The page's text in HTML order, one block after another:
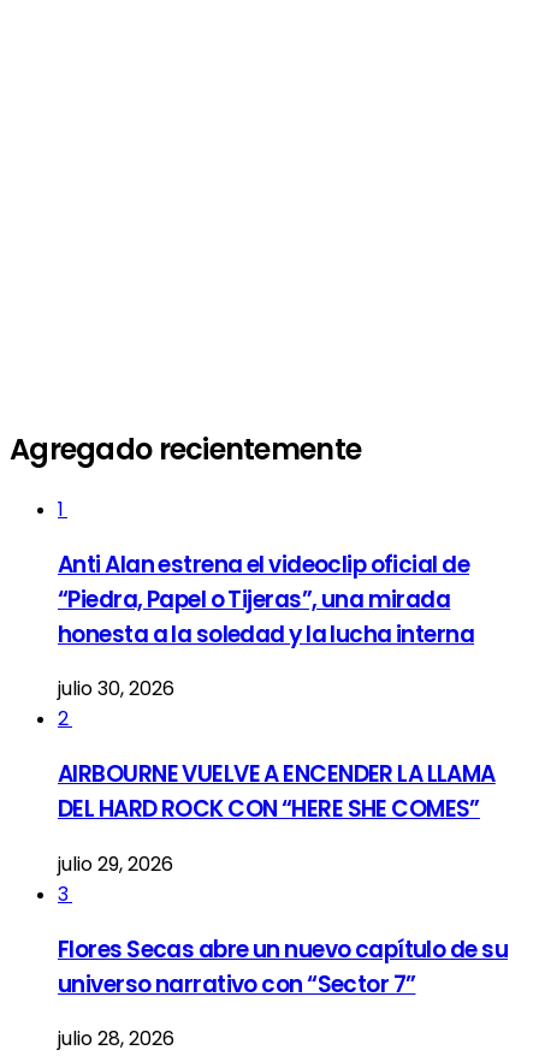
Agregado recientemente
1
Anti Alan estrena el videoclip oficial de
“Piedra, Papel o Tijeras”, una mirada
honesta a la soledad y la lucha interna
julio 30, 2026
2
AIRBOURNE VUELVE A ENCENDER LA LLAMA
DEL HARD ROCK CON “HERE SHE COMES”
julio 29, 2026
3
Flores Secas abre un nuevo capítulo de su
universo narrativo con “Sector 7”
julio 28, 2026